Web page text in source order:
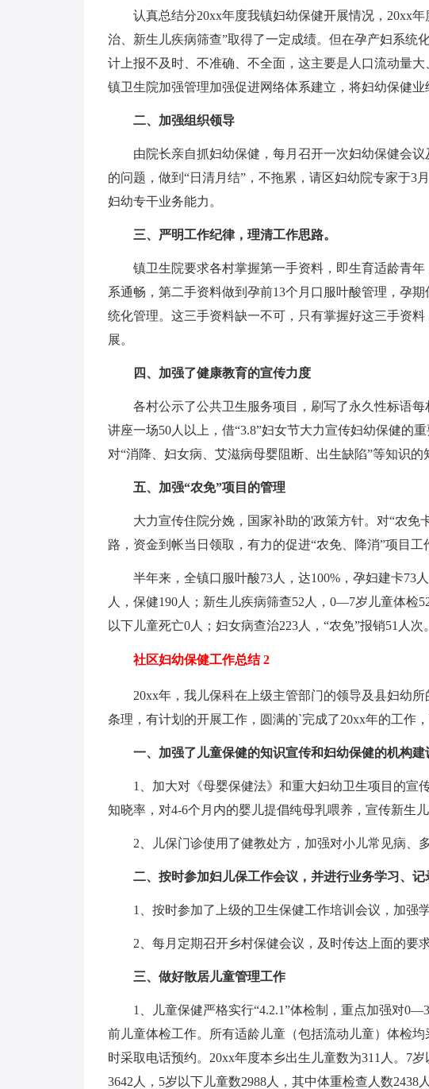
认真总结分20xx年度我镇妇幼保健开展情况，20xx
治、新生儿疾病筛查”取得了一定成绩。但在孕产妇系统
计上报不及时、不准确、不全面，这主要是人口流动量
镇卫生院加强管理加强促进网络体系建立，将妇幼保健业
二、加强组织领导
由院长亲自抓妇幼保健，每月召开一次妇幼保健会
的问题，做到“日清月结”，不拖累，请区妇幼院专家于3
妇幼专干业务能力。
三、严明工作纪律，理清工作思路。
镇卫生院要求各村掌握第一手资料，即生育适龄青
系通畅，第二手资料做到孕前13个月口服叶酸管理，孕
统化管理。这三手资料缺一不可，只有掌握好这三手资
展。
四、加强了健康教育的宣传力度
各村公示了公共卫生服务项目，刷写了永久性标语
讲座一场50人以上，借“3.8”妇女节大力宣传妇幼保健的
对“消降、妇女病、艾滋病母婴阻断、出生缺陷”等知识的
五、加强“农免”项目的管理
大力宣传住院分娩，国家补助的'政策方针。对“农免
路，资金到帐当日领取，有力的促进“农免、降消”项目工
半年来，全镇口服叶酸73人，达100%，孕妇建卡73
人，保健190人；新生儿疾病筛查52人，0—7岁儿童体检
以下儿童死亡0人；妇女病查治223人，“农免”报销51人次。
社区妇幼保健工作总结 2
20xx年，我儿保科在上级主管部门的领导及县妇幼
条理，有计划的开展工作，圆满的`完成了20xx年的工作
一、加强了儿童保健的知识宣传和妇幼保健的机构建
1、加大对《母婴保健法》和重大妇幼卫生项目的宣
知晓率，对4-6个月内的婴儿提倡纯母乳喂养，宣传新生
2、儿保门诊使用了健教处方，加强对小儿常见病、
二、按时参加妇儿保工作会议，并进行业务学习、记
1、按时参加了上级的卫生保健工作培训会议，加强
2、每月定期召开乡村保健会议，及时传达上面的要
三、做好散居儿童管理工作
1、儿童保健严格实行“4.2.1”体检制，重点加强对
前儿童体检工作。所有适龄儿童（包括流动儿童）体检
时采取电话预约。20xx年度本乡出生儿童数为311人。7
3642人，5岁以下儿童数2988人，其中体重检查人数2438